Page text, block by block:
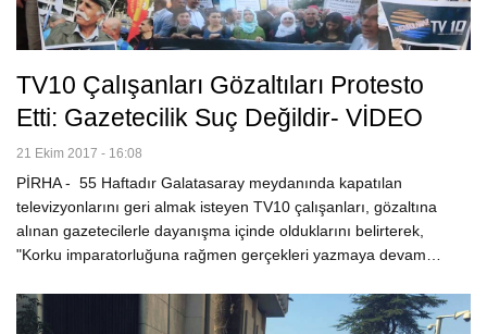
TV10 Çalışanları Gözaltıları Protesto
Etti: Gazetecilik Suç Değildir- VİDEO
21 Ekim 2017 - 16:08
PİRHA - 55 Haftadır Galatasaray meydanında kapatılan
televizyonlarını geri almak isteyen TV10 çalışanları, gözaltına
alınan gazetecilerle dayanışma içinde olduklarını belirterek,
"Korku imparatorluğuna rağmen gerçekleri yazmaya devam…